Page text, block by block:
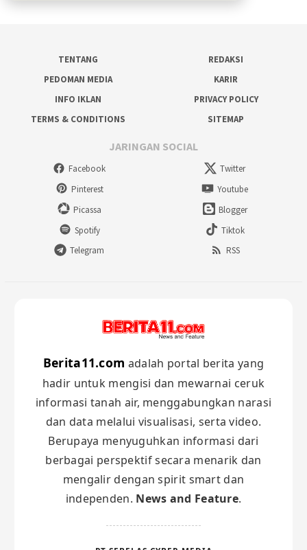
TENTANG
REDAKSI
PEDOMAN MEDIA
KARIR
INFO IKLAN
PRIVACY POLICY
TERMS & CONDITIONS
SITEMAP
JARINGAN SOCIAL
Facebook
Twitter
Pinterest
Youtube
Picassa
Blogger
Spotify
Tiktok
Telegram
RSS
Berita11.com adalah portal berita yang
hadir untuk mengisi dan mewarnai ceruk
informasi tanah air, menggabungkan narasi
dan data melalui visualisasi, serta video.
Berupaya menyuguhkan informasi dari
berbagai perspektif secara menarik dan
mengalir dengan spirit smart dan
independen. News and Feature.